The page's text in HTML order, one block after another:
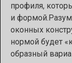
профиля,
и
оконных
нормой будет
образный